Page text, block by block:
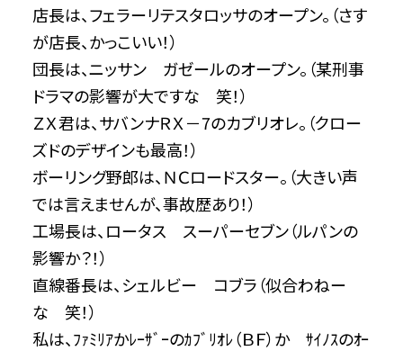
店長は、フェラーリテスタロッサのオープン。（さす
が店長、かっこいい！）
団長は、ニッサン ガゼールのオープン。（某刑事
ドラマの影響が大ですな 笑！）
ＺＸ君は、サバンナＲＸ－7のカブリオレ。（クロー
ズドのデザインも最高！）
ボーリング野郎は、ＮＣロードスター。（大きい声
では言えませんが、事故歴あり！）
工場長は、ロータス スーパーセブン（ルパンの
影響か？！）
直線番長は、シェルビー コブラ（似合わねー
な 笑！）
私は、ﾌｧﾐﾘｱかﾚｰｻﾞｰのｶﾌﾞﾘｵﾚ（ＢＦ）か ｻｲﾉｽのｵｰ